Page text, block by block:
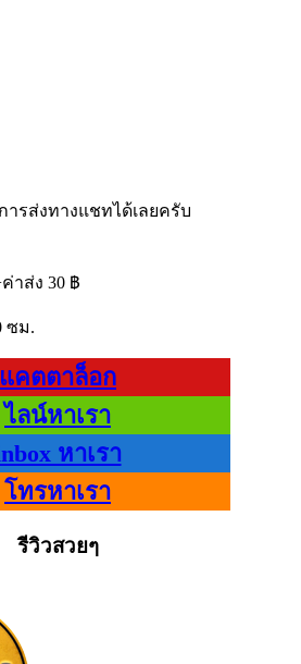
รส่งทางแชทได้เลยครับ
าส่ง 30 ฿
ซม.
แคตตาล็อก
ไลน์หาเรา
หาเรา
โทรหาเรา
รีวิวสวยๆ